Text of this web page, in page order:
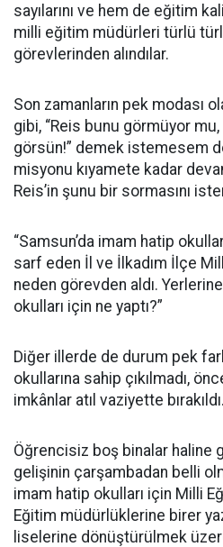
sayılarını ve hem de eğitim
milli eğitim müdürleri türlü
görevlerinden alındılar.
Son zamanların pek modası
gibi, “Reis bunu görmüyor
görsün!” demek istemesem
misyonu kıyamete kadar
Reis’in şunu bir sormasını
“Samsun’da imam hatip
sarf eden İl ve İlkadım İlçe
neden görevden aldı.
okulları için ne yaptı?”
Diğer illerde de durum pek
okullarına sahip çıkılmadı,
imkânlar atıl vaziyette bırakıldı.
Öğrencisiz boş binalar haline
gelişinin çarşambadan belli
imam hatip okulları için Milli
Eğitim müdürlüklerine birer
liselerine dönüştürülmek